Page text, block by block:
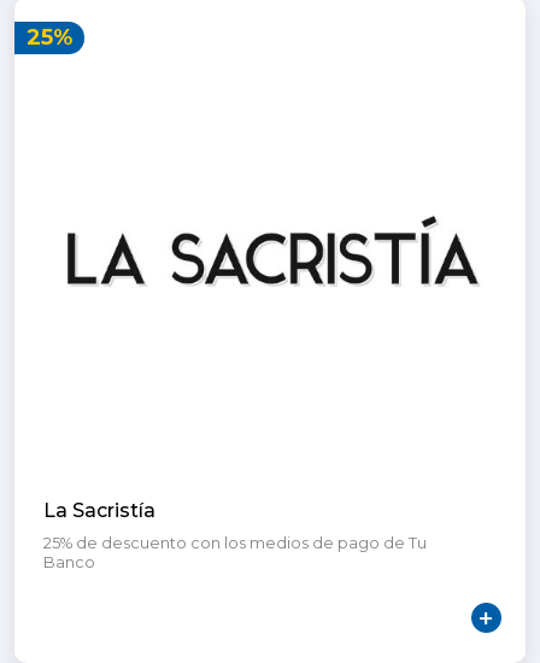
25%
La Sacristía
25% de descuento con los medios de pago de Tu
Banco